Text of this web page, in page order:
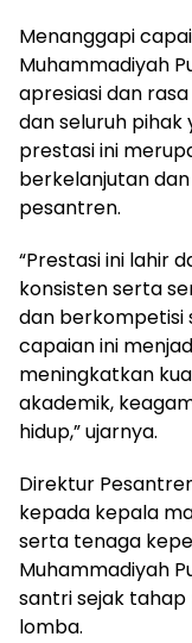
Menanggapi
Muhammadiyah
apresiasi dan
dan seluruh
prestasi ini
berkelanjutan
pesantren.
“Prestasi ini lahir
konsisten serta
dan berkompetisi
capaian ini
meningkatkan
akademik,
hidup,” ujarnya.
Direktur
kepada kepala
serta tenaga
Muhammadiyah
santri sejak
lomba.